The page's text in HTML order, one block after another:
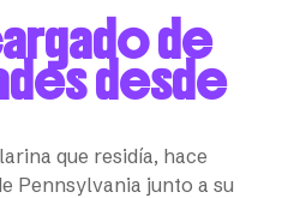
de
desde
que residía, hace
Pennsylvania junto a su